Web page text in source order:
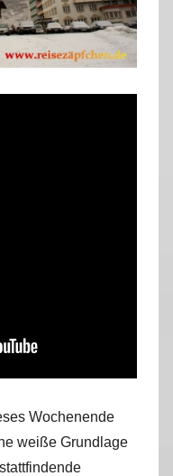
Wochenende
weiße Grundlage